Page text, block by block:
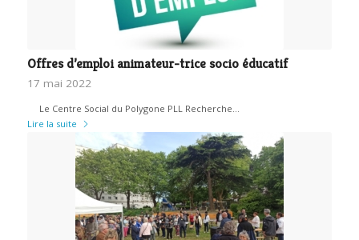
Offres d’emploi animateur-trice socio éducatif
17 mai 2022
Le Centre Social du Polygone PLL Recherche…
Lire la suite